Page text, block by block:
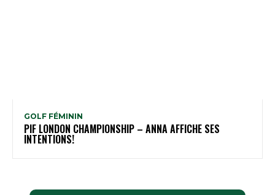
GOLF FÉMININ
PIF LONDON CHAMPIONSHIP – ANNA AFFICHE SES
INTENTIONS!